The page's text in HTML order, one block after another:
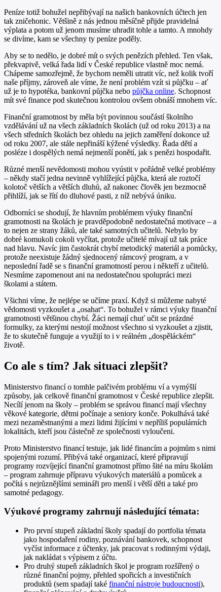
Peníze totiž bohužel nepřibývají na našich bankovních účtech jen
tak zničehonic. Většině z nás jednou měsíčně přijde pravidelná
výplata a potom už jenom musíme uhradit tohle a tamto. A mnohdy
se divíme, kam se všechny ty peníze poděly.
Aby se to nedělo, je dobré mít o svých penězích přehled. Ten však,
překvapivě, velká řada lidí v České republice vlastně moc nemá.
Chápeme samozřejmě, že bychom neměli utratit víc, než kolik tvoří
naše příjmy, zároveň ale víme, že není problém vzít si půjčku – ať
už je to hypotéka, bankovní půjčka nebo půjčka online. Schopnost
mít své finance pod skutečnou kontrolou ovšem obnáší mnohem víc.
Finanční gramotnost by měla být povinnou součástí školního
vzdělávání už na všech základních školách (už od roku 2013) a na
všech středních školách bez ohledu na jejich zaměření dokonce už
od roku 2007, ale stále nepřináší kýžené výsledky. Řada dětí a
posléze i dospělých nemá nejmenší ponětí, jak s penězi hospodařit.
Různé menší nevědomosti mohou vyústit v pořádně velké problémy
– někdy stačí jedna nevinně vyhlížející půjčka, která ale roztočí
kolotoč větších a větších dluhů, až nakonec člověk jen bezmocně
přihlíží, jak se řítí do dluhové pasti, z níž nebývá úniku.
Odborníci se shodují, že hlavním problémem výuky finanční
gramotnosti na školách je pravděpodobně nedostatečná motivace – a
to nejen ze strany žáků, ale také samotných učitelů. Nebylo by
dobré komukoli cokoli vyčítat, protože učitelé mívají už tak práce
nad hlavu. Navíc jim častokrát chybí metodický materiál a pomůcky,
protože neexistuje žádný sjednocený rámcový program, a v
neposlední řadě se s finanční gramotností perou i někteří z učitelů.
Nesmíme zapomenout ani na nedostatečnou spolupráci mezi
školami a státem.
Všichni víme, že nejlépe se učíme praxí. Když si můžeme nabyté
vědomosti vyzkoušet a „osahat“. To bohužel v rámci výuky finanční
gramotnosti většinou chybí. Žáci nemají chuť učit se prázdné
formulky, za kterými nestojí možnost všechno si vyzkoušet a zjistit,
že to skutečně funguje a využijí to i v reálném „dospěláckém“
životě.
Co ale s tím? Jak situaci zlepšit?
Ministerstvo financí o tomhle palčivém problému ví a vymýšlí
způsoby, jak celkově finanční gramotnost v České republice zlepšit.
Necílí jenom na školy – problém se správou financí mají všechny
věkové kategorie, dětmi počínaje a seniory konče. Pokulhává také
mezi nezaměstnanými a mezi lidmi žijícími v nepříliš populárních
lokalitách, kteří jsou částečně ze společnosti vyloučeni.
Proto Ministerstvo financí testuje, jak lidé financím a pojmům s nimi
spojenými rozumí. Přibývá také organizací, které připravují
programy rozvíjející finanční gramotnost přímo šité na míru školám
– program zahrnuje přípravu výukových materiálů a pomůcek a
počítá s nejrůznějšími semináři pro menší i větší děti a také pro
samotné pedagogy.
Výukové programy zahrnují následující témata:
Pro první stupeň základní školy spadají do portfolia témata
jako hospodaření rodiny, poznávání bankovek, schopnost
vyčíst informace z účtenky, jak pracovat s rodinnými výdaji,
jak nakládat s výpisem z účtu.
Pro druhý stupeň základních škol je program rozšířený o
různé finanční pojmy, přehled spořicích a investičních
produktů (sem spadají také finanční nástroje budoucnosti),